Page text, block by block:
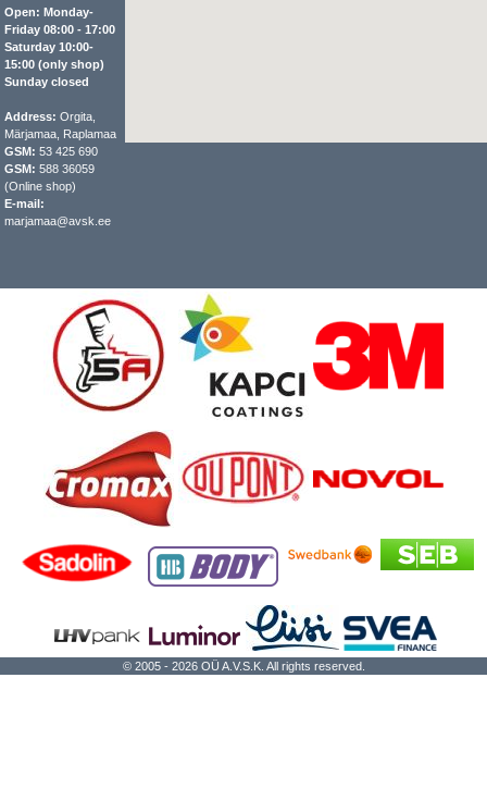
Open: Monday-
Friday 08:00 - 17:00
Saturday 10:00-
15:00 (only shop)
Sunday closed
Address: Orgita,
Märjamaa, Raplamaa
GSM: 53 425 690
GSM: 588 36059
(Online shop)
E-mail:
marjamaa@avsk.ee
© 2005 - 2026 OÜ A.V.S.K. All rights reserved.